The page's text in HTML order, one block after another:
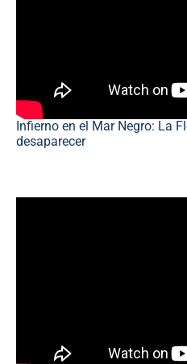
Infierno en el Mar Negro: La
desaparecer